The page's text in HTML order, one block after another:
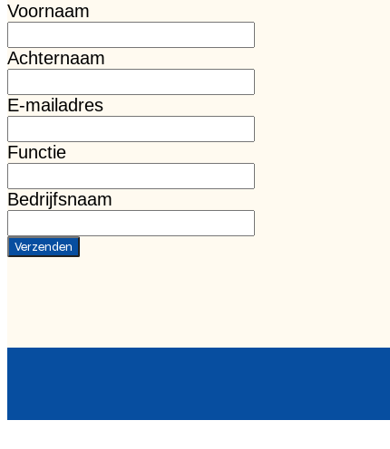
Voornaam
Achternaam
E-mailadres
Functie
Bedrijfsnaam
Verzenden